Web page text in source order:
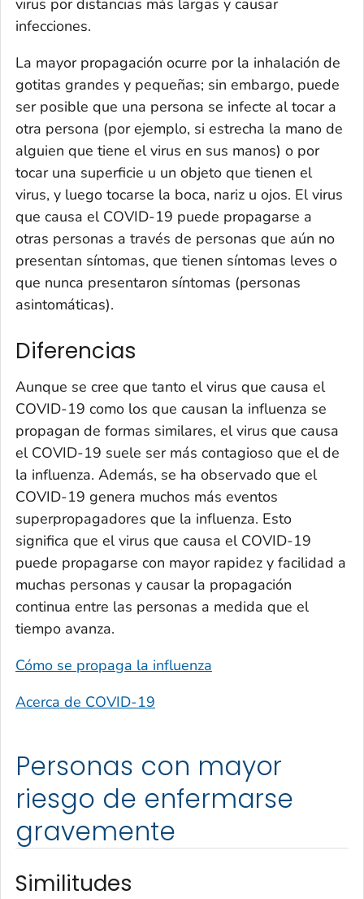
virus por distancias más largas y causar
infecciones.
La mayor propagación ocurre por la inhalación de
gotitas grandes y pequeñas; sin embargo, puede
ser posible que una persona se infecte al tocar a
otra persona (por ejemplo, si estrecha la mano de
alguien que tiene el virus en sus manos) o por
tocar una superficie u un objeto que tienen el
virus, y luego tocarse la boca, nariz u ojos. El virus
que causa el COVID-19 puede propagarse a
otras personas a través de personas que aún no
presentan síntomas, que tienen síntomas leves o
que nunca presentaron síntomas (personas
asintomáticas).
Diferencias
Aunque se cree que tanto el virus que causa el
COVID-19 como los que causan la influenza se
propagan de formas similares, el virus que causa
el COVID-19 suele ser más contagioso que el de
la influenza. Además, se ha observado que el
COVID-19 genera muchos más eventos
superpropagadores que la influenza. Esto
significa que el virus que causa el COVID-19
puede propagarse con mayor rapidez y facilidad a
muchas personas y causar la propagación
continua entre las personas a medida que el
tiempo avanza.
Cómo se propaga la influenza
Acerca de COVID-19
Personas con mayor
riesgo de enfermarse
gravemente
Similitudes